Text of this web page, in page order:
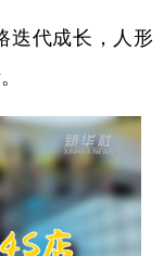
代成长，人形